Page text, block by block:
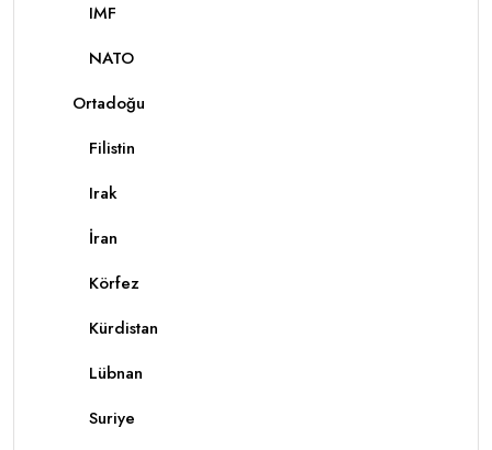
IMF
NATO
Ortadoğu
Filistin
Irak
İran
Körfez
Kürdistan
Lübnan
Suriye